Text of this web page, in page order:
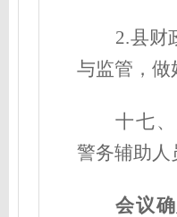
2.县财
与监管，做
十七
警务辅助人
会议